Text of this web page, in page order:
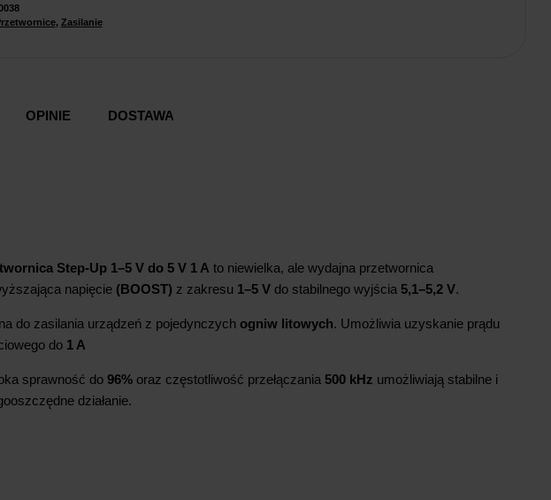
, Zasilanie
OPINIE DOSTAWA
Step-Up 1–5 V do 5 V 1 A to niewielka, ale wydajna przetwornica
napięcie (BOOST) z zakresu 1–5 V do stabilnego wyjścia 5,1–5,2 V.
do zasilania urządzeń z pojedynczych ogniw litowych. Umożliwia uzyskanie prądu
do 1 A
sprawność do 96% oraz częstotliwość przełączania 500 kHz umożliwiają stabilne i
działanie.